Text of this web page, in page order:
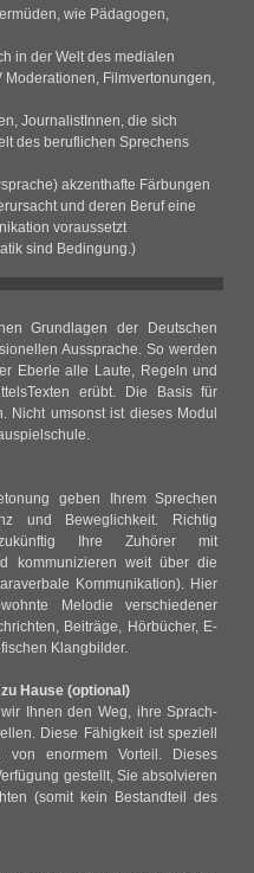
wie Pädagogen,
in der Welt des medialen
Filmvertonungen,
JournalistInnen, die sich
des beruflichen Sprechens
akzenthafte Färbungen
und deren Beruf eine
voraussetzt
sind Bedingung.)
Grundlagen der Deutschen
Aussprache. So werden
Eberle alle Laute, Regeln und
erübt. Die Basis für
Nicht umsonst ist dieses Modul
geben Ihrem Sprechen
und Beweglichkeit. Richtig
Ihre Zuhörer mit
kommunizieren weit über die
Kommunikation). Hier
Melodie verschiedener
Beiträge, Hörbücher, E-
Klangbilder.
Hause (optional)
Ihnen den Weg, ihre Sprach-
Diese Fähigkeit ist speziell
von enormem Vorteil. Dieses
gestellt, Sie absolvieren
(somit kein Bestandteil des